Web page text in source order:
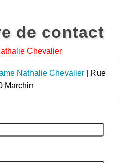
de contact
Chevalier
Nathalie Chevalier | Rue
Marchin